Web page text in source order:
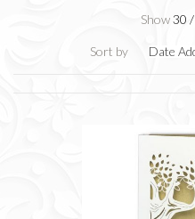
Show30 /
Sort by Date